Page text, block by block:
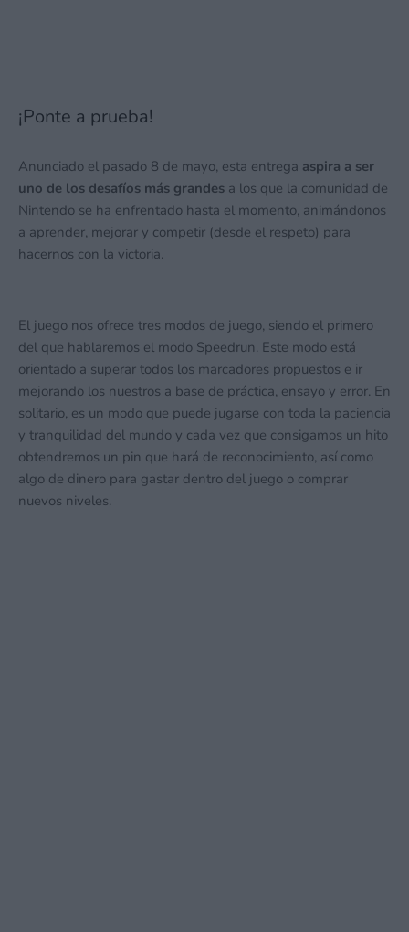
¡Ponte a prueba!
Anunciado el pasado 8 de mayo, esta entrega aspira a ser
uno de los desafíos más grandes a los que la comunidad de
Nintendo se ha enfrentado hasta el momento, animándonos
a aprender, mejorar y competir (desde el respeto) para
hacernos con la victoria.
El juego nos ofrece tres modos de juego, siendo el primero
del que hablaremos el modo Speedrun. Este modo está
orientado a superar todos los marcadores propuestos e ir
mejorando los nuestros a base de práctica, ensayo y error. En
solitario, es un modo que puede jugarse con toda la paciencia
y tranquilidad del mundo y cada vez que consigamos un hito
obtendremos un pin que hará de reconocimiento, así como
algo de dinero para gastar dentro del juego o comprar
nuevos niveles.